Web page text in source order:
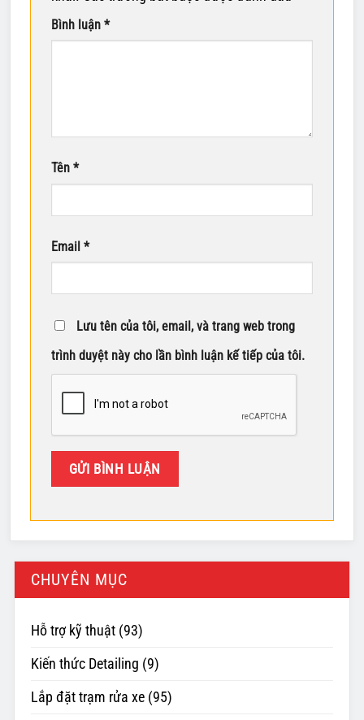
CHUYÊN MỤC
Hỗ trợ kỹ thuật (93)
Kiến thức Detailing (9)
Lắp đặt trạm rửa xe (95)
Bình luận *
Tên *
Email *
Lưu tên của tôi, email, và trang web trong
trình duyệt này cho lần bình luận kế tiếp của tôi.